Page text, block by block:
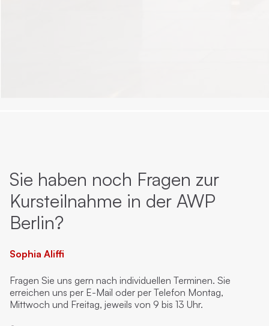
Sie haben noch Fragen zur
Kursteilnahme in der AWP
Berlin?
Sophia Aliffi
Fragen Sie uns gern nach individuellen Terminen. Sie
erreichen uns per E-Mail oder per Telefon Montag,
Mittwoch und Freitag, jeweils von 9 bis 13 Uhr.